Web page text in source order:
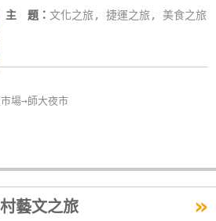
主 題： 文化之旅, 捷運之旅, 美食之旅
場→師大夜市
藝文之旅 »